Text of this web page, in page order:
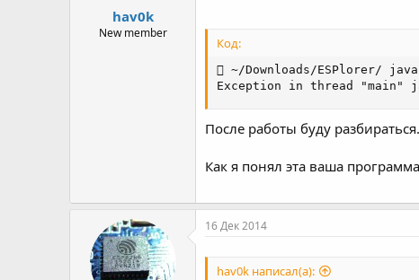
hav0k
New member
Код:
 ~/Downloads/ESPlorer/
Exception in thread "main"
После работы буду разбираться.
Как я понял эта ваша
16 Дек 2014
hav0k написал(а):